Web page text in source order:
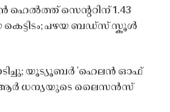
ഹെൽത്ത് സെൻ്ററിന് 1.43
പഴയ ബഡ്സ് സ്കൂൾ
യൂട്യൂബർ 'ഹെലൻ ഓഫ്
ആർ ധന്യയുടെ ലൈസൻസ്